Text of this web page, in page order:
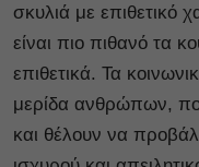
σκυλιά με επιθετικό
είναι πιο πιθανό τα
επιθετικά. Τα
μερίδα ανθρώπων,
και θέλουν να